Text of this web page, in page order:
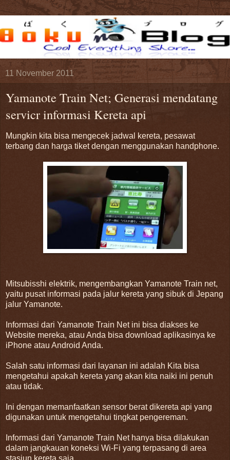
11 November 2011
Yamanote Train Net; Generasi mendatang
servicr informasi Kereta api
Mungkin kita bisa mengecek jadwal kereta, pesawat
terbang dan harga tiket dengan menggunakan handphone.
Mitsubisshi elektrik, mengembangkan Yamanote Train net,
yaitu pusat informasi pada jalur kereta yang sibuk di Jepang
jalur Yamanote.
Informasi dari Yamanote Train Net ini bisa diakses ke
Website mereka, atau Anda bisa download aplikasinya ke
iPhone atau Android Anda.
Salah satu informasi dari layanan ini adalah Kita bisa
mengetahui apakah kereta yang akan kita naiki ini penuh
atau tidak.
Ini dengan memanfaatkan sensor berat dikereta api yang
digunakan untuk mengetahui tingkat pengereman.
Informasi dari Yamanote Train Net hanya bisa dilakukan
dalam jangkauan koneksi Wi-Fi yang terpasang di area
stasiun kereta saja.